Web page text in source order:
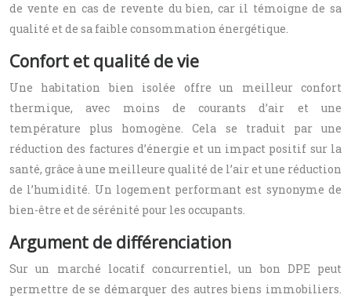
de vente en cas de revente du bien, car il témoigne de sa
qualité et de sa faible consommation énergétique.
Confort et qualité de vie
Une habitation bien isolée offre un meilleur confort
thermique, avec moins de courants d’air et une
température plus homogène. Cela se traduit par une
réduction des factures d’énergie et un impact positif sur la
santé, grâce à une meilleure qualité de l’air et une réduction
de l’humidité. Un logement performant est synonyme de
bien-être et de sérénité pour les occupants.
Argument de différenciation
Sur un marché locatif concurrentiel, un bon DPE peut
permettre de se démarquer des autres biens immobiliers.